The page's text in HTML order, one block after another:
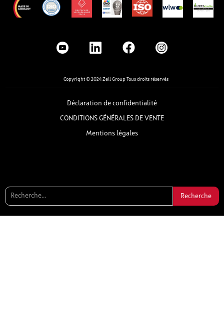
Copyright © 2024 Zell Group Tous droits réservés
Déclaration de confidentialité
CONDITIONS GÉNÉRALES DE VENTE
Mentions légales